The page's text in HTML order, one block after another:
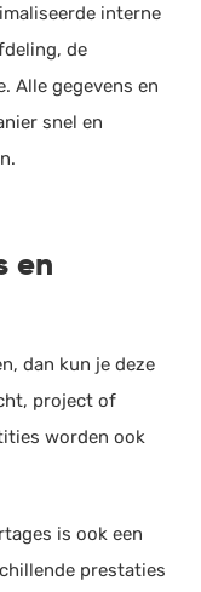
interne
de
Alle gegevens en
snel en
en
dan kun je deze
project of
worden ook
is ook een
prestaties